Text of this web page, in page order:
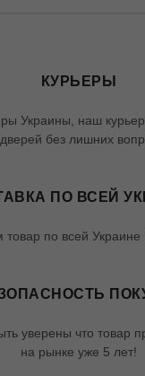
КУРЬЕРЫ
Украины, наш курьер
без лишних
ПО ВСЕЙ
по всей Украине
уверены что товар
на рынке уже 5 лет!